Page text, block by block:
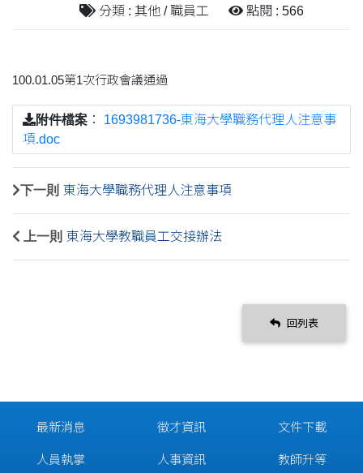
分類 : 其他 / 職員工
點閱 : 566
100.01.05第1次行政會議通過
附件檔案 ： 1693981736-東海大學職務代理人注意事
項.doc
下一則 東海大學職務代理人注意事項
上一則 東海大學教職員工交接辦法
回列表
最新消息
人員執掌
徵才資訊
人事資訊
文件下載
教師升等